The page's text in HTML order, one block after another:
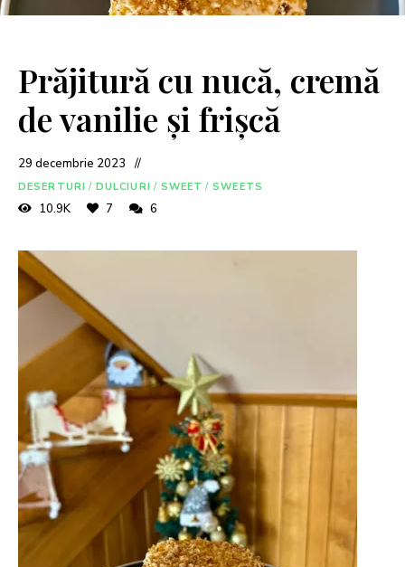
Prăjitură cu nucă, cremă
de vanilie și frișcă
29 decembrie 2023
DESERTURI / DULCIURI / SWEET / SWEETS
10.9K 7 6